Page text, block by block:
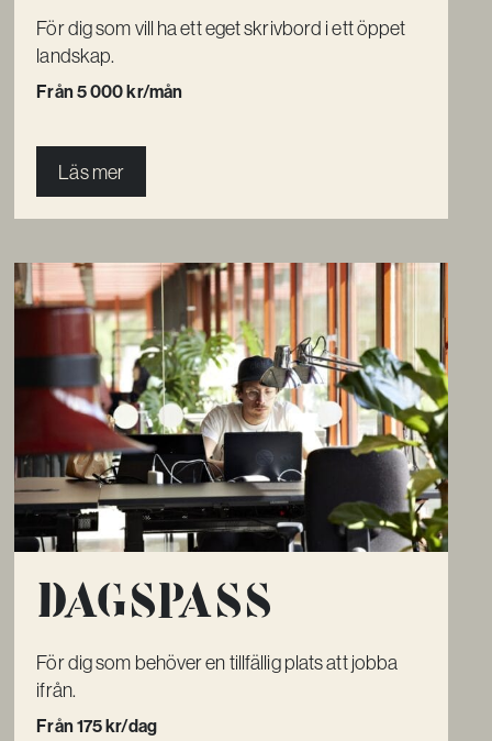
För dig som vill ha ett eget skrivbord i ett öppet
landskap.
Från 5 000 kr/mån
Läs mer
Dagspass
För dig som behöver en tillfällig plats att jobba
ifrån.
Från 175 kr/dag